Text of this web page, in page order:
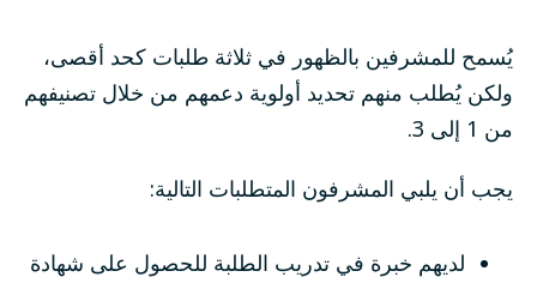
يُسمح للمشرفين بالظهور في ثلاثة طلبات كحد أقصى،
ولكن يُطلب منهم تحديد أولوية دعمهم من خلال تصنيفهم
من 1 إلى 3.
يجب أن يلبي المشرفون المتطلبات التالية:
لديهم خبرة في تدريب الطلبة للحصول على شهادة